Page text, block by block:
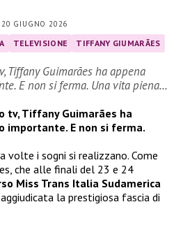
20 GIUGNO 2026
TELEVISIONE TIFFANY GIUMARÃES
Tiffany Guimarães ha appena
E non si ferma. Una vita piena…
tv, Tiffany Guimarães ha
importante. E non si ferma.
volte i sogni si realizzano. Come
che alle finali del 23 e 24
Miss Trans Italia Sudamerica
la prestigiosa fascia di